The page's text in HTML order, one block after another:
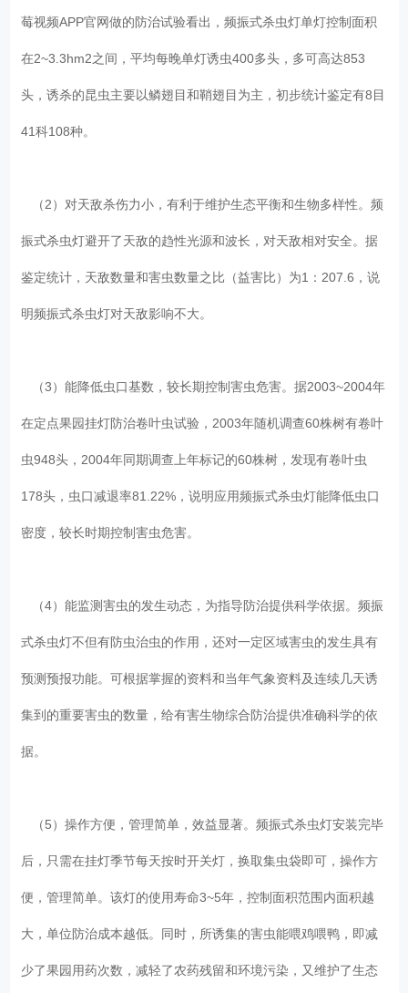
莓视频APP官网做的防治试验看出，频振式杀虫灯单灯控制面积
在2~3.3hm2之间，平均每晚单灯诱虫400多头，多可高达853
头，诱杀的昆虫主要以鳞翅目和鞘翅目为主，初步统计鉴定有8目
41科108种。
（2）对天敌杀伤力小，有利于维护生态平衡和生物多样性。频
振式杀虫灯避开了天敌的趋性光源和波长，对天敌相对安全。据
鉴定统计，天敌数量和害虫数量之比（益害比）为1：207.6，说
明频振式杀虫灯对天敌影响不大。
（3）能降低虫口基数，较长期控制害虫危害。据2003~2004年
在定点果园挂灯防治卷叶虫试验，2003年随机调查60株树有卷叶
虫948头，2004年同期调查上年标记的60株树，发现有卷叶虫
178头，虫口减退率81.22%，说明应用频振式杀虫灯能降低虫口
密度，较长时期控制害虫危害。
（4）能监测害虫的发生动态，为指导防治提供科学依据。频振
式杀虫灯不但有防虫治虫的作用，还对一定区域害虫的发生具有
预测预报功能。可根据掌握的资料和当年气象资料及连续几天诱
集到的重要害虫的数量，给有害生物综合防治提供准确科学的依
据。
（5）操作方便，管理简单，效益显著。频振式杀虫灯安装完毕
后，只需在挂灯季节每天按时开关灯，换取集虫袋即可，操作方
便，管理简单。该灯的使用寿命3~5年，控制面积范围内面积越
大，单位防治成本越低。同时，所诱集的害虫能喂鸡喂鸭，即减
少了果园用药次数，减轻了农药残留和环境污染，又维护了生态